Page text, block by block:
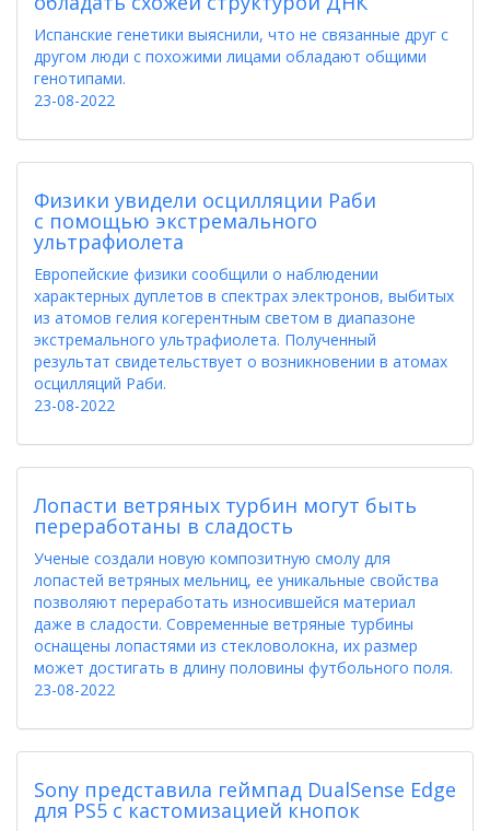
Испанские генетики выяснили, что не связанные друг с
другом люди с похожими лицами обладают общими
генотипами.
23-08-2022
Физики увидели осцилляции Раби
с помощью экстремального
ультрафиолета
Европейские физики сообщили о наблюдении
характерных дуплетов в спектрах электронов, выбитых
из атомов гелия когерентным светом в диапазоне
экстремального ультрафиолета. Полученный
результат свидетельствует о возникновении в атомах
осцилляций Раби.
23-08-2022
Лопасти ветряных турбин могут быть
переработаны в сладость
Ученые создали новую композитную смолу для
лопастей ветряных мельниц, ее уникальные свойства
позволяют переработать износившейся материал
даже в сладости. Современные ветряные турбины
оснащены лопастями из стекловолокна, их размер
может достигать в длину половины футбольного поля.
23-08-2022
Sony представила геймпад DualSense Edge
для PS5 с кастомизацией кнопок